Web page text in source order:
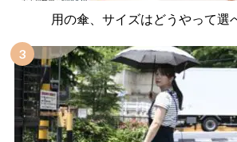
用の傘、サイズはどうやって選